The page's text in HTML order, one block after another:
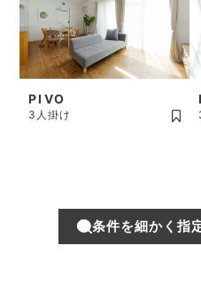
PIVO
3人掛け
条件を細かく指